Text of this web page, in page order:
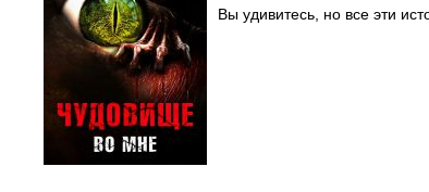
Вы удивитесь, но все эти